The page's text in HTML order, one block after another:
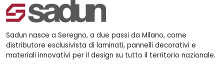
Sadun nasce a Seregno, a due passi da Milano, come
distributore esclusivista di laminati, pannelli decorativi e
materiali innovativi per il design su tutto il territorio nazionale.